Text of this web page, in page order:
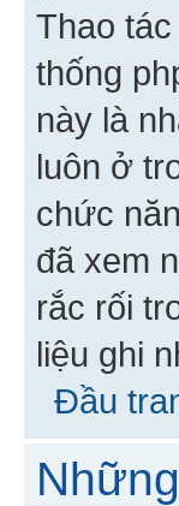
Thao
thống
này là
luôn ở
chức
đã xem
rắc rối
liệu ghi
Đầu